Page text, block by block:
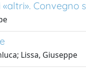
Convegno
Lissa, Giuseppe